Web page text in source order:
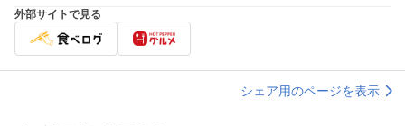
外部サイトで見る
シェア用のページを表示